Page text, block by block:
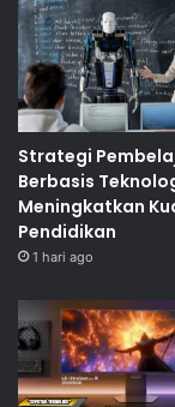
Strategi
Berbasis
Meningkatkan
Pendidikan
1 hari ago